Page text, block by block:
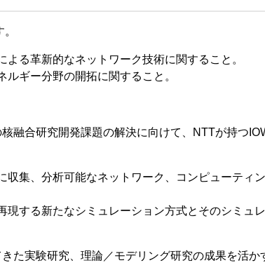
る革新的なネットワーク技術に関すること。
ギー分野の開拓に関すること。
融合研究開発課題の解決に向けて、NTTが持つ
集、分析可能なネットワーク、コンピューティ
する新たなシミュレーション方式とそのシミュ
た実験研究、理論／モデリング研究の成果を活か